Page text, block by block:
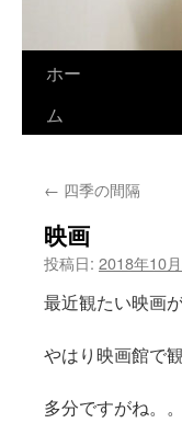
ン
へ
キ
ッ
ホー
ム
← 四季の間隔
映画
投稿日: 2018年10
最近観たい映画
やはり映画館で
多分ですがね。。